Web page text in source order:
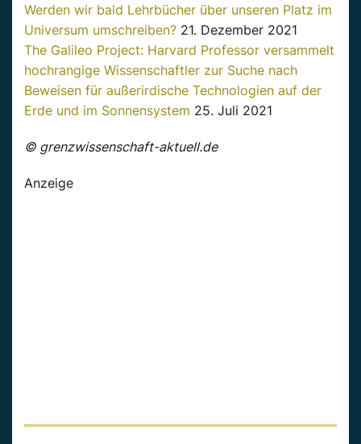
Werden wir bald Lehrbücher über unseren Platz im
Universum umschreiben? 21. Dezember 2021
The Galileo Project: Harvard Professor versammelt
hochrangige Wissenschaftler zur Suche nach
Beweisen für außerirdische Technologien auf der
Erde und im Sonnensystem 25. Juli 2021
© grenzwissenschaft-aktuell.de
Anzeige